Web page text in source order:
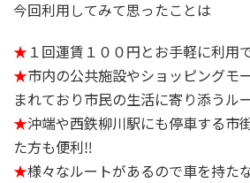
今回利用してみて思ったことは
★ １回運賃１００円とお手軽に利用
★市内の公共施設やショッピングモ
まれており市民の生活に寄り添うル
★沖端や西鉄柳川駅にも停車する市
た方も便利‼
★様々なルートがあるので車を持た